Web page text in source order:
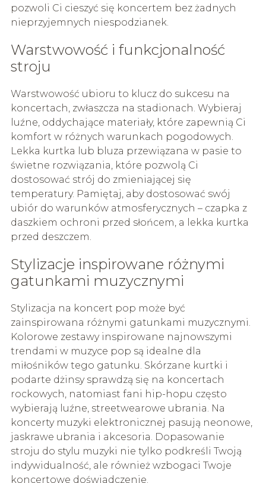
pozwoli Ci cieszyć się koncertem bez żadnych
nieprzyjemnych niespodzianek.
Warstwowość i funkcjonalność
stroju
Warstwowość ubioru to klucz do sukcesu na
koncertach, zwłaszcza na stadionach. Wybieraj
luźne, oddychające materiały, które zapewnią Ci
komfort w różnych warunkach pogodowych.
Lekka kurtka lub bluza przewiązana w pasie to
świetne rozwiązania, które pozwolą Ci
dostosować strój do zmieniającej się
temperatury. Pamiętaj, aby dostosować swój
ubiór do warunków atmosferycznych – czapka z
daszkiem ochroni przed słońcem, a lekka kurtka
przed deszczem.
Stylizacje inspirowane różnymi
gatunkami muzycznymi
Stylizacja na koncert pop może być
zainspirowana różnymi gatunkami muzycznymi.
Kolorowe zestawy inspirowane najnowszymi
trendami w muzyce pop są idealne dla
miłośników tego gatunku. Skórzane kurtki i
podarte dżinsy sprawdzą się na koncertach
rockowych, natomiast fani hip-hopu często
wybierają luźne, streetwearowe ubrania. Na
koncerty muzyki elektronicznej pasują neonowe,
jaskrawe ubrania i akcesoria. Dopasowanie
stroju do stylu muzyki nie tylko podkreśli Twoją
indywidualność, ale również wzbogaci Twoje
koncertowe doświadczenie.